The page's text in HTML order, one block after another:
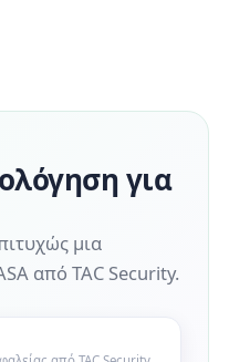
για
μια
από TAC Security.